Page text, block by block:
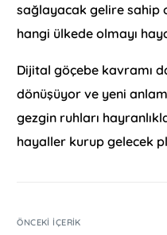
sağlayacak gelire sahip
hangi ülkede olmayı
Dijital göçebe kavramı
dönüşüyor ve yeni
gezgin ruhları
hayaller kurup gelecek
ÖNCEKI İÇERIK